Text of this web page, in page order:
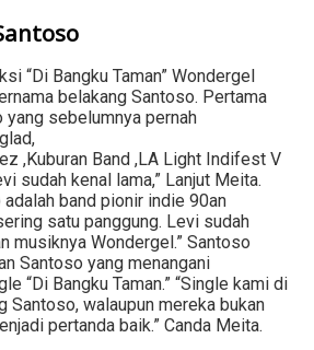
“Di Bangku Taman” Wondergel
belakang Santoso. Pertama
sebelumnya pernah
,Kuburan Band ,LA Light Indifest V
sudah kenal lama,” Lanjut Meita.
adalah band pionir indie 90an
satu panggung. Levi sudah
musiknya Wondergel.” Santoso
Santoso yang menangani
“Di Bangku Taman.” “Single kami di
Santoso, walaupun mereka bukan
pertanda baik.” Canda Meita.